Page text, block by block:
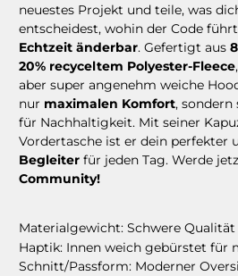
neuestes Projekt und teile, was
entscheidest, wohin der Code
Echtzeit änderbar. Gefertigt aus
20% recyceltem Polyester-Fleece
aber super angenehm weiche
nur maximalen Komfort, sondern
für Nachhaltigkeit. Mit seiner
Vordertasche ist er dein perfekter
Begleiter für jeden Tag. Werde
Community!
Materialgewicht: Schwere
Haptik: Innen weich gebürstet für
Schnitt/Passform: Moderner